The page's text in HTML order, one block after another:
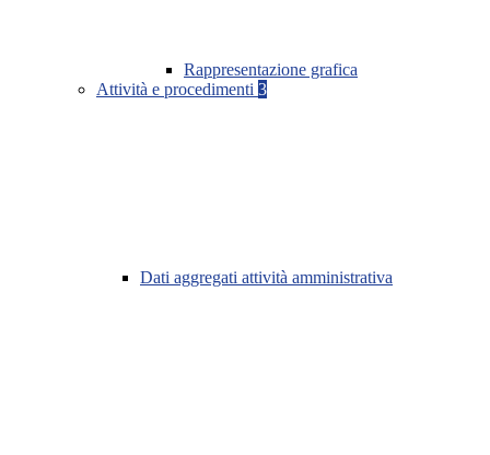
Rappresentazione grafica
Attività e procedimenti 3
Dati aggregati attività amministrativa